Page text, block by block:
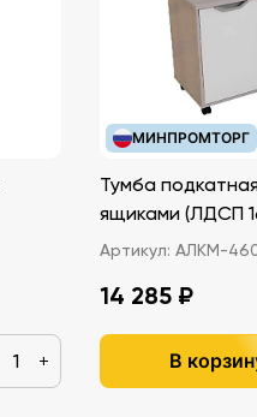
+
МИНПРОМТОРГ
Тумба
ящиками
Артикул: АЛКМ-
14 285 ₽
В